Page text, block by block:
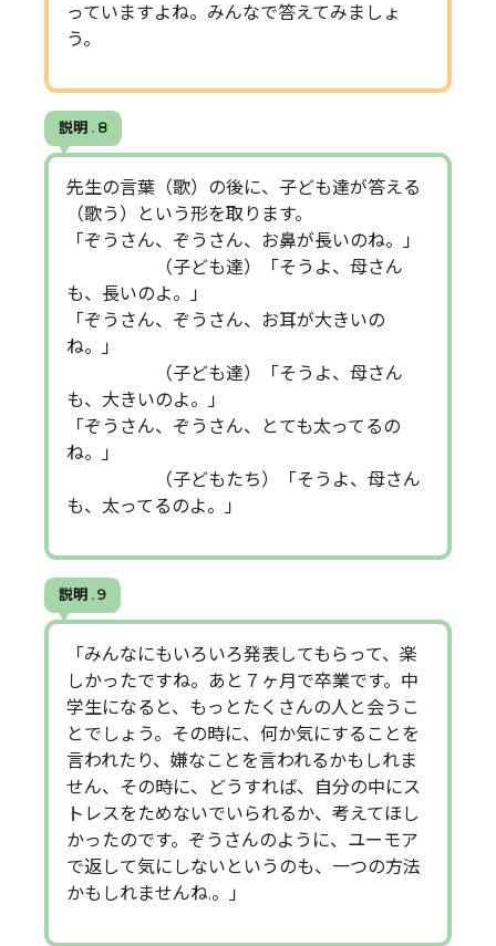
っていますよね。みんなで答えてみましょ
う。
説明 . 8
先生の言葉（歌）の後に、子ども達が答える
（歌う）という形を取ります。
「ぞうさん、ぞうさん、お鼻が長いのね。」
（子ども達）「そうよ、母さん
も、長いのよ。」
「ぞうさん、ぞうさん、お耳が大きいの
ね。」
（子ども達）「そうよ、母さん
も、大きいのよ。」
「ぞうさん、ぞうさん、とても太ってるの
ね。」
（子どもたち）「そうよ、母さん
も、太ってるのよ。」
説明 . 9
「みんなにもいろいろ発表してもらって、楽
しかったですね。あと７ヶ月で卒業です。中
学生になると、もっとたくさんの人と会うこ
とでしょう。その時に、何か気にすることを
言われたり、嫌なことを言われるかもしれま
せん、その時に、どうすれば、自分の中にス
トレスをためないでいられるか、考えてほし
かったのです。ぞうさんのように、ユーモア
で返して気にしないというのも、一つの方法
かもしれませんね.。」